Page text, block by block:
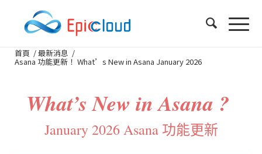
首頁 /最新消息 /
Asana 功能更新！ What’s New in Asana January 2026
What’s New in Asana ?
January 2026 Asana 功能更新